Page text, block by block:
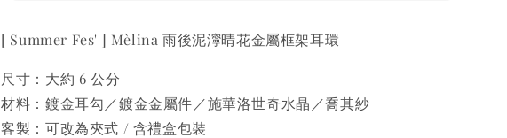
[ Summer Fes' ] Mèlina 雨後泥濘晴花金屬框架耳環
尺寸：大約 6 公分
材料：鍍金耳勾／鍍金金屬件／施華洛世奇水晶／喬其紗
客製：可改為夾式 / 含禮盒包裝